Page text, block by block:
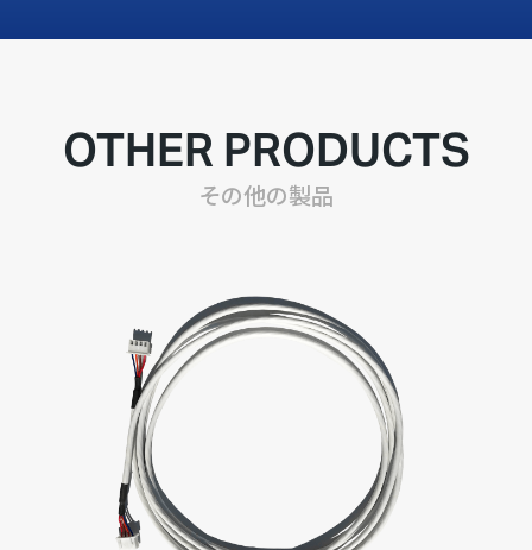
OTHER PRODUCTS
その他の製品